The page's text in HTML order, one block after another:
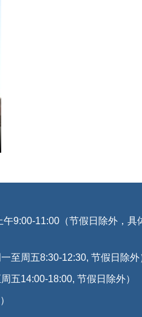
9:00-11:00（节假日除外，具
至周五8:30-12:30, 节假日除外
五14:00-18:00, 节假日除外）